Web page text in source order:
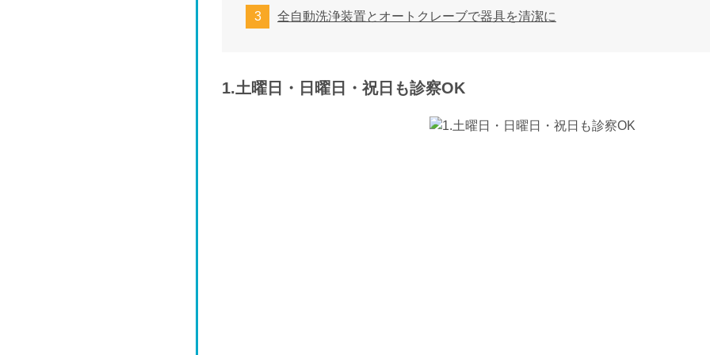
全自動洗浄装置とオートクレーブで器具を清潔に
1.土曜日・日曜日・祝日も診察OK